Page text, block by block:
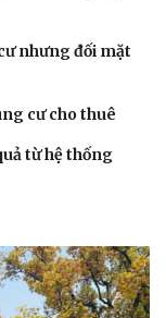
- Gia đình
nhưng đối mặt
cư cho thuê
từ hệ thống